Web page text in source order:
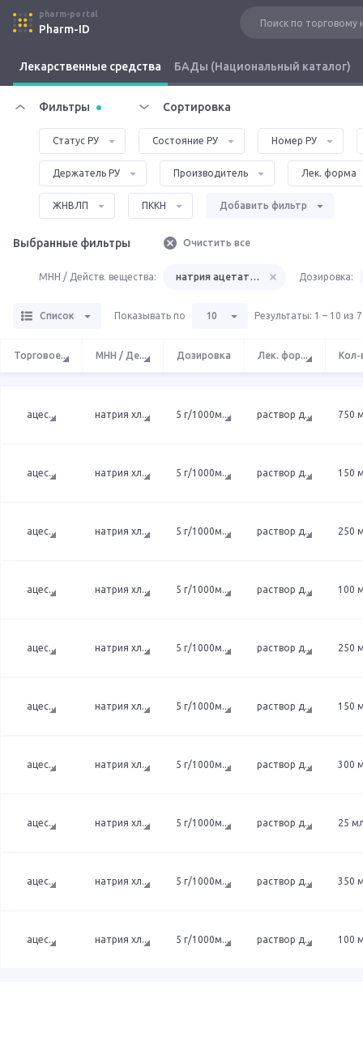
pharm-portal
Pharm-ID
Лекарственные средства БАДы (Национальный каталог)
Фильтры Сортировка
Статус РУ Состояние РУ Номер РУ
Держатель РУ Производитель Лек. форма
ЖНВЛП ПККН Добавить фильтр
Выбранные фильтры Очистить все
МНН / Действ. вещества: натрия ацетата тригидратДозировка:
Список Показывать по 10 Результаты: 1 – 10 из
Торговое... МНН / Де... Дозировка Лек. фор... Кол-
ацес... натрия хл... 5 г/1000м... раствор д... 750
ацес... натрия хл... 5 г/1000м... раствор д... 150
ацес... натрия хл... 5 г/1000м... раствор д... 250
ацес... натрия хл... 5 г/1000м... раствор д... 100
ацес... натрия хл... 5 г/1000м... раствор д... 250
ацес... натрия хл... 5 г/1000м... раствор д... 150
ацес... натрия хл... 5 г/1000м... раствор д... 300
ацес... натрия хл... 5 г/1000м... раствор д... 25
ацес... натрия хл... 5 г/1000м... раствор д... 350
ацес... натрия хл... 5 г/1000м... раствор д... 100